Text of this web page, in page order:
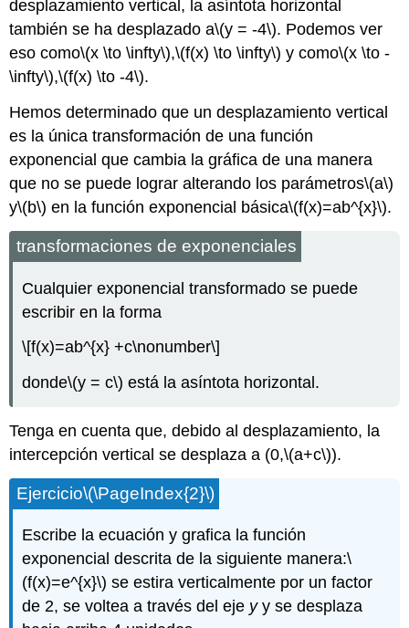
desplazamiento vertical, la asíntota horizontal
también se ha desplazado a\(y = -4\). Podemos ver
eso como\(x \to \infty\),\(f(x) \to \infty\) y como\(x \to -
\infty\),\(f(x) \to -4\).
Hemos determinado que un desplazamiento vertical
es la única transformación de una función
exponencial que cambia la gráfica de una manera
que no se puede lograr alterando los parámetros\(a\)
y\(b\) en la función exponencial básica\(f(x)=ab^{x}\).
transformaciones de exponenciales
Cualquier exponencial transformado se puede
escribir en la forma
\[f(x)=ab^{x} +c\nonumber\]
donde\(y = c\) está la asíntota horizontal.
Tenga en cuenta que, debido al desplazamiento, la
intercepción vertical se desplaza a (0,\(a+c\)).
Ejercicio\(\PageIndex{2}\)
Escribe la ecuación y grafica la función
exponencial descrita de la siguiente manera:\
(f(x)=e^{x}\) se estira verticalmente por un factor
de 2, se voltea a través del eje yy se desplaza